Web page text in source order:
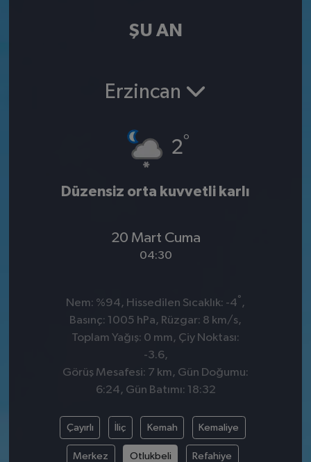
ŞU AN
Erzincan
2°
Düzensiz orta kuvvetli karlı
20 Mart Cuma
04:30
Nem: %94, Hissedilen Sıcaklık: -4° ,
Basınç: 1005 hPa, Rüzgar: 8 km/s,
Toplam Yağış: 0 mm, Çiy Noktası:
-3.6,
Görüş Mesafesi: 7 km, Gün Doğumu:
6:24, Gün Batımı: 18:32
Çayırlı İliç Kemah Kemaliye
Merkez Otlukbeli Refahiye